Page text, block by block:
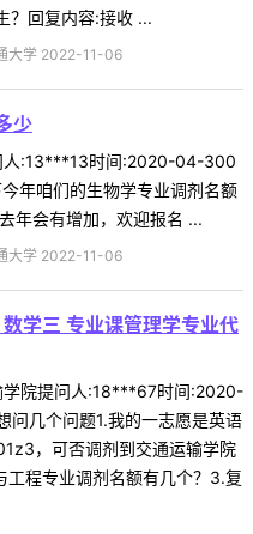
？回复内容:接收 ...
大学 2022-11-06
少
人:13***13时间:2020-04-300
年咱们的生物学专业调剂名额
年会有增加，欢迎报名 ...
大学 2022-11-06
学三 专业课管理学专业代
学院提问人:18***67时间:2020-
几个问题1.我的一志愿是英语
，可否调剂到交通运输学院
工程专业调剂名额有几个？3.复